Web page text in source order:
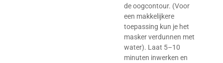
de oogcontour. (Voor
een makkelijkere
toepassing kun je het
masker verdunnen met
water). Laat 5–10
minuten inwerken en